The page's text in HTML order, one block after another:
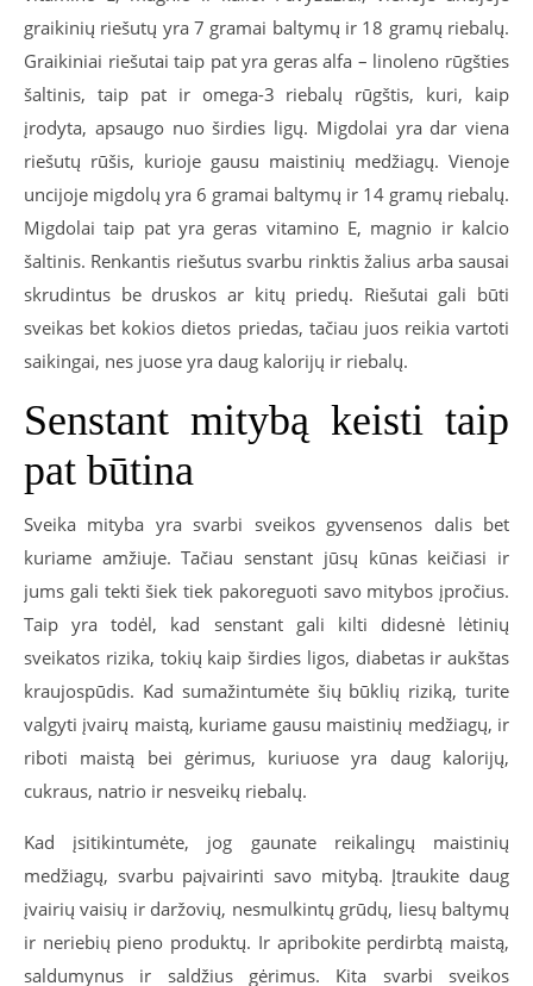
graikinių riešutų yra 7 gramai baltymų ir 18 gramų riebalų.
Graikiniai riešutai taip pat yra geras alfa – linoleno rūgšties
šaltinis, taip pat ir omega-3 riebalų rūgštis, kuri, kaip
įrodyta, apsaugo nuo širdies ligų. Migdolai yra dar viena
riešutų rūšis, kurioje gausu maistinių medžiagų. Vienoje
uncijoje migdolų yra 6 gramai baltymų ir 14 gramų riebalų.
Migdolai taip pat yra geras vitamino E, magnio ir kalcio
šaltinis. Renkantis riešutus svarbu rinktis žalius arba sausai
skrudintus be druskos ar kitų priedų. Riešutai gali būti
sveikas bet kokios dietos priedas, tačiau juos reikia vartoti
saikingai, nes juose yra daug kalorijų ir riebalų.
Senstant mitybą keisti taip
pat būtina
Sveika mityba yra svarbi sveikos gyvensenos dalis bet
kuriame amžiuje. Tačiau senstant jūsų kūnas keičiasi ir
jums gali tekti šiek tiek pakoreguoti savo mitybos įpročius.
Taip yra todėl, kad senstant gali kilti didesnė lėtinių
sveikatos rizika, tokių kaip širdies ligos, diabetas ir aukštas
kraujospūdis. Kad sumažintumėte šių būklių riziką, turite
valgyti įvairų maistą, kuriame gausu maistinių medžiagų, ir
riboti maistą bei gėrimus, kuriuose yra daug kalorijų,
cukraus, natrio ir nesveikų riebalų.
Kad įsitikintumėte, jog gaunate reikalingų maistinių
medžiagų, svarbu paįvairinti savo mitybą. Įtraukite daug
įvairių vaisių ir daržovių, nesmulkintų grūdų, liesų baltymų
ir neriebių pieno produktų. Ir apribokite perdirbtą maistą,
saldumynus ir saldžius gėrimus. Kita svarbi sveikos